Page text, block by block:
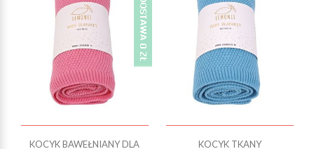
KOCYK BAWEŁNIANY DLA
KOCYK TKANY